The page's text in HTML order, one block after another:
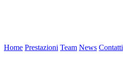
Home Prestazioni Team News Contatti